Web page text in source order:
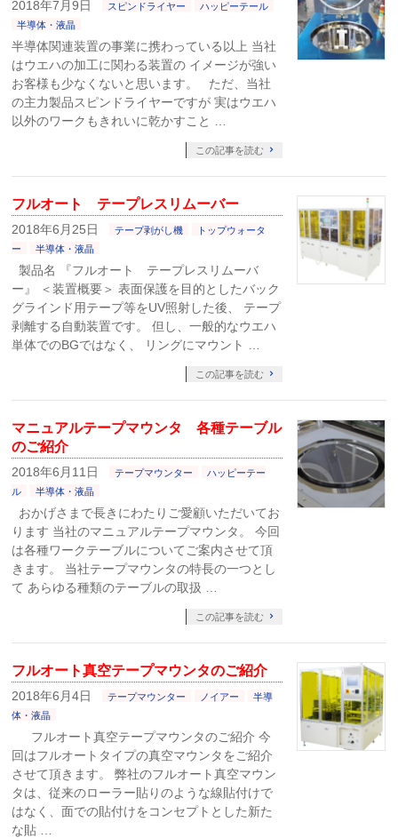
2018年7月9日 スピンドライヤー
ハッピーテール
半導体・液晶
半導体関連装置の事業に携わっている以上 当社
はウエハの加工に関わる装置の イメージが強い
お客様も少なくないと思います。 ただ、当社
の主力製品スピンドライヤーですが 実はウエハ
以外のワークもきれいに乾かすこと …
この記事を読む
フルオート テープレスリムーバー
2018年6月25日 テープ剥がし機
トップウォータ
ー
半導体・液晶
製品名 『フルオート テープレスリムーバ
ー』 ＜装置概要＞ 表面保護を目的としたバック
グラインド用テープ等をUV照射した後、 テープ
剥離する自動装置です。 但し、一般的なウエハ
単体でのBGではなく、 リングにマウント …
この記事を読む
マニュアルテープマウンタ 各種テーブル
のご紹介
2018年6月11日 テープマウンター
ハッピーテー
ル
半導体・液晶
おかげさまで長きにわたりご愛顧いただいてお
ります 当社のマニュアルテープマウンタ。 今回
は各種ワークテーブルについてご案内させて頂
きます。 当社テープマウンタの特長の一つとし
て あらゆる種類のテーブルの取扱 …
この記事を読む
フルオート真空テープマウンタのご紹介
2018年6月4日 テープマウンター ノイアー
半導
体・液晶
フルオート真空テープマウンタのご紹介 今
回はフルオートタイプの真空マウンタをご紹介
させて頂きます。 弊社のフルオート真空マウン
タは、従来のローラー貼りのような線貼付けで
はなく、面での貼付けをコンセプトとした新た
な貼 …